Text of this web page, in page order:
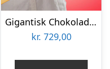
Gigantisk Chokolade Toblerone
kr. 729,00